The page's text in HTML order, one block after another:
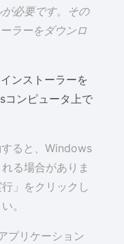
必要です。その
ラーをダウンロ
ンストーラーを
コンピュータ上で
ると、Windows
る場合がありま
」をクリックし
。
プリケーション